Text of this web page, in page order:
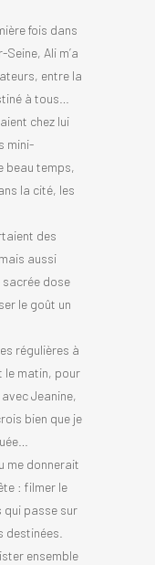
fois dans
Ali m’a
entre la
à tous…
chez lui
mini-
beau temps,
la cité, les
des
aussi
sacrée dose
le goût un
régulières à
le matin, pour
Jeanine,
bien que je
me donnerait
: filmer le
qui passe sur
destinées.
ensemble